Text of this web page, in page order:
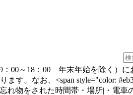
00～18：00 年末年始を除く）
す。なお、<span style="color:
れ物をされた時間帯・場所|・電